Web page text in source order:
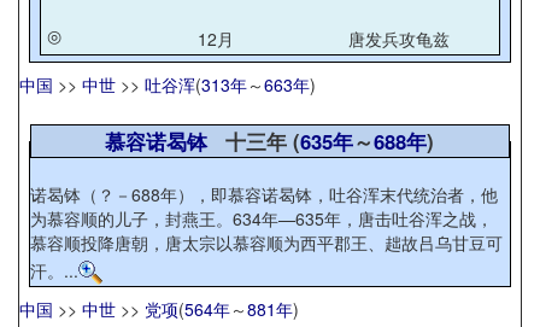
◎
12月
唐发兵攻龟兹
中国 >> 中世 >> 吐谷浑(313年～663年)
慕容诺曷钵十三年 (635年～688年)
诺曷钵（？－688年），即慕容诺曷钵，吐谷浑末代统治者，他
为慕容顺的儿子，封燕王。634年—635年，唐击吐谷浑之战，
慕容顺投降唐朝，唐太宗以慕容顺为西平郡王、趉故吕乌甘豆可
汗。...
中国 >> 中世 >> 党项(564年～881年)